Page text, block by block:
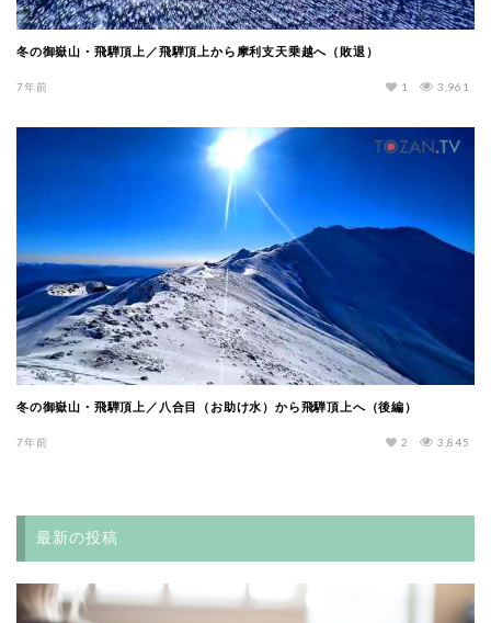
冬の御嶽山・飛騨頂上／飛騨頂上から摩利支天乗越へ（敗退）
7年前 3,961
1
冬の御嶽山・飛騨頂上／八合目（お助け水）から飛騨頂上へ（後編）
7年前 3,845
2
最新の投稿